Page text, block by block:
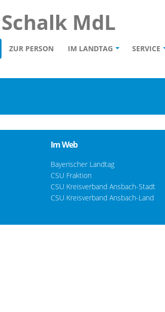
MdL
ZUR PERSON IM LANDTAG SERVICE
Im Web
Bayerischer Landtag
CSU Fraktion
CSU Kreisverband Ansbach-Stadt
CSU Kreisverband Ansbach-Land